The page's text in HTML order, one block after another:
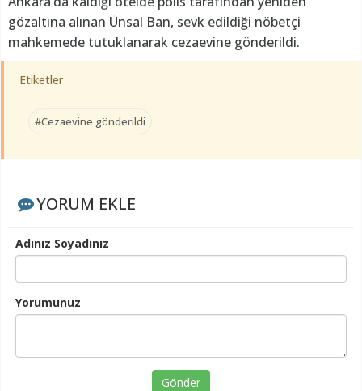
gözaltına alınan Ünsal Ban, sevk edildiği nöbetçi
mahkemede tutuklanarak cezaevine gönderildi.
Etiketler
#Cezaevine gönderildi
YORUM EKLE
Adınız Soyadınız
Yorumunuz
Gönder